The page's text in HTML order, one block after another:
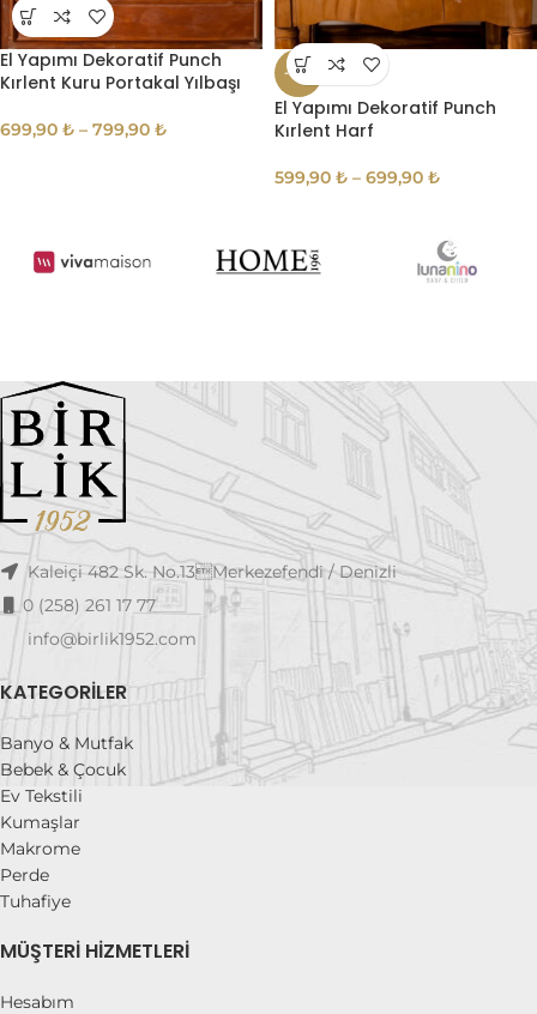
El Yapımı Dekoratif Punch
Kırlent Kuru Portakal Yılbaşı
699,90 ₺ – 799,90 ₺
-14%
El Yapımı Dekoratif Punch
Kırlent Harf
599,90 ₺ – 699,90 ₺
Kaleiçi 482 Sk. No.13Merkezefendi / Denizli
0 (258) 261 17 77
info@birlik1952.com
KATEGORILER
Banyo & Mutfak
Bebek & Çocuk
Ev Tekstili
Kumaşlar
Makrome
Perde
Tuhafiye
MÜŞTERI HIZMETLERI
Hesabım